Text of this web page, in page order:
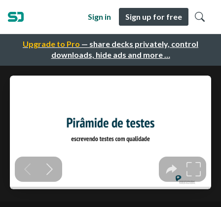
Upgrade to Pro — share decks privately, control
downloads, hide ads and more …
Sign in Sign up for free